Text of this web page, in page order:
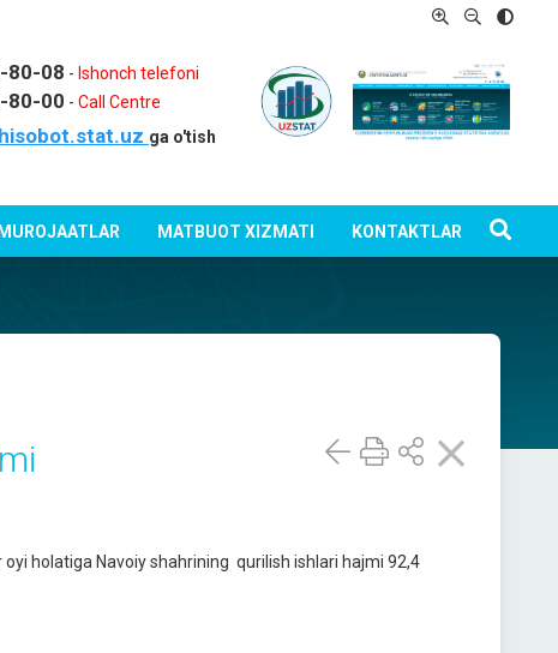
80-08 - Ishonch telefoni
80-00 -Call Centre
hisobot.stat.uz ga o'tish
MATBUOT XIZMATI KONTAKTLAR
holatiga Navoiy shahrining qurilish ishlari hajmi 92,4